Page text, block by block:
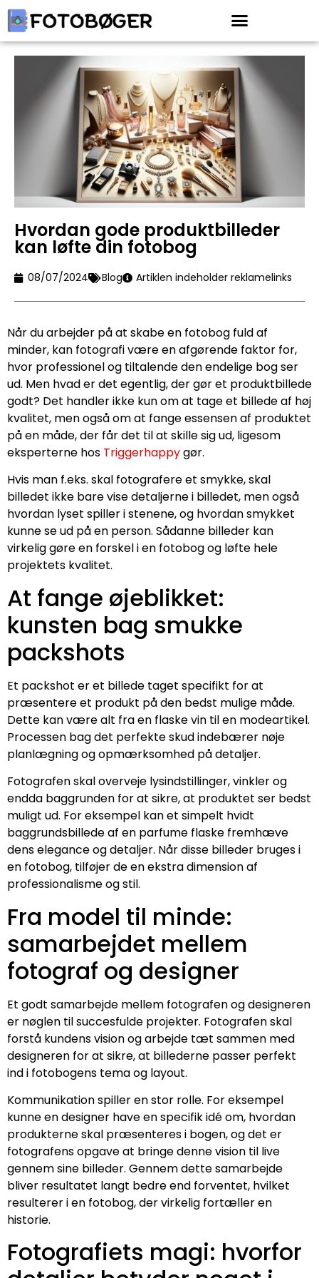
Hvordan gode produktbilleder
kan løfte din fotobog
08/07/2024 Blog Artiklen indeholder reklamelinks
Når du arbejder på at skabe en fotobog fuld af
minder, kan fotografi være en afgørende faktor for,
hvor professionel og tiltalende den endelige bog ser
ud. Men hvad er det egentlig, der gør et produktbillede
godt? Det handler ikke kun om at tage et billede af høj
kvalitet, men også om at fange essensen af produktet
på en måde, der får det til at skille sig ud, ligesom
eksperterne hos Triggerhappygør.
Hvis man f.eks. skal fotografere et smykke, skal
billedet ikke bare vise detaljerne i billedet, men også
hvordan lyset spiller i stenene, og hvordan smykket
kunne se ud på en person. Sådanne billeder kan
virkelig gøre en forskel i en fotobog og løfte hele
projektets kvalitet.
At fange øjeblikket:
kunsten bag smukke
packshots
Et packshot er et billede taget specifikt for at
præsentere et produkt på den bedst mulige måde.
Dette kan være alt fra en flaske vin til en modeartikel.
Processen bag det perfekte skud indebærer nøje
planlægning og opmærksomhed på detaljer.
Fotografen skal overveje lysindstillinger, vinkler og
endda baggrunden for at sikre, at produktet ser bedst
muligt ud. For eksempel kan et simpelt hvidt
baggrundsbillede af en parfume flaske fremhæve
dens elegance og detaljer. Når disse billeder bruges i
en fotobog, tilføjer de en ekstra dimension af
professionalisme og stil.
Fra model til minde:
samarbejdet mellem
fotograf og designer
Et godt samarbejde mellem fotografen og designeren
er nøglen til succesfulde projekter. Fotografen skal
forstå kundens vision og arbejde tæt sammen med
designeren for at sikre, at billederne passer perfekt
ind i fotobogens tema og layout.
Kommunikation spiller en stor rolle. For eksempel
kunne en designer have en specifik idé om, hvordan
produkterne skal præsenteres i bogen, og det er
fotografens opgave at bringe denne vision til live
gennem sine billeder. Gennem dette samarbejde
bliver resultatet langt bedre end forventet, hvilket
resulterer i en fotobog, der virkelig fortæller en
historie.
Fotografiets magi: hvorfor